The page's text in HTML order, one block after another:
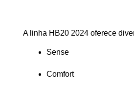
A linha HB20 2024 oferece
Sense
Comfort